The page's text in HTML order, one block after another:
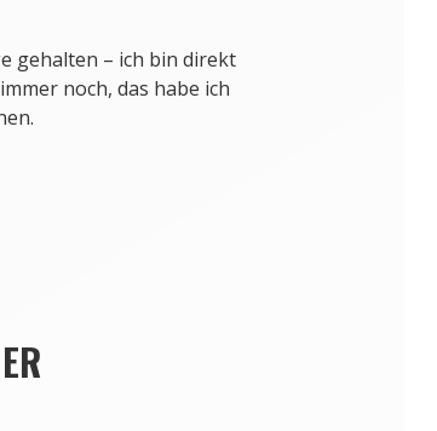
gehalten – ich bin direkt
noch, das habe ich
.